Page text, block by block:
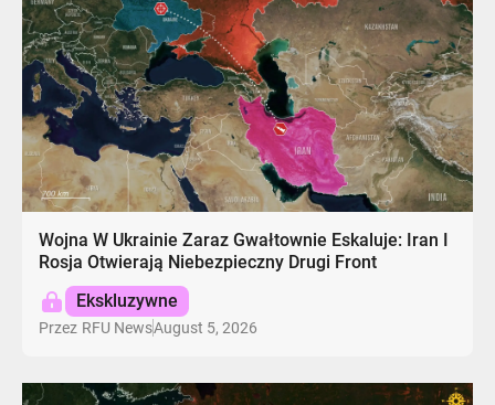
Wojna W Ukrainie Zaraz Gwałtownie Eskaluje: Iran I
Rosja Otwierają Niebezpieczny Drugi Front
Ekskluzywne
Przez RFU NewsAugust 5, 2026